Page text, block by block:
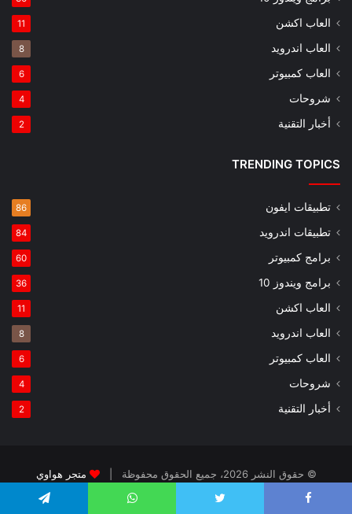
العاب اكشن 11
العاب اندرويد 8
العاب كمبيوتر 6
شروحات 4
أخبار التقنية 2
TRENDING TOPICS
تطبيقات ايفون 86
تطبيقات اندرويد 84
برامج كمبيوتر 60
برامج ويندوز 10 36
العاب اكشن 11
العاب اندرويد 8
العاب كمبيوتر 6
شروحات 4
أخبار التقنية 2
© حقوق النشر 2026، جميع الحقوق محفوظة |
متجر هواوي
الرئيسية
فريق العمل تطبيقات ايفون
العاب اطفال